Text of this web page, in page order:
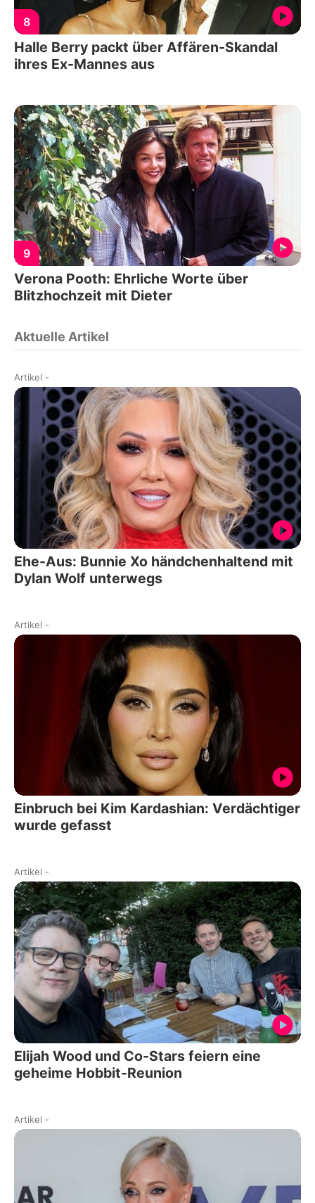
8
Halle Berry packt über Affären-Skandal
ihres Ex-Mannes aus
9
Verona Pooth: Ehrliche Worte über
Blitzhochzeit mit Dieter
Aktuelle Artikel
Artikel -
Ehe-Aus: Bunnie Xo händchenhaltend mit
Dylan Wolf unterwegs
Artikel -
Einbruch bei Kim Kardashian: Verdächtiger
wurde gefasst
Artikel -
Elijah Wood und Co-Stars feiern eine
geheime Hobbit-Reunion
Artikel -